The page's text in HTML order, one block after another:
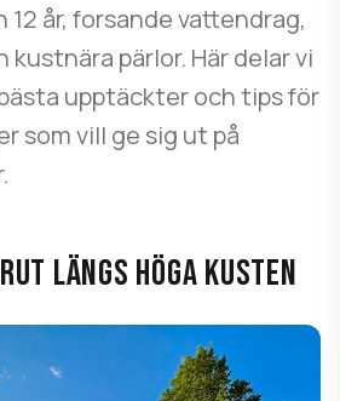
12 år, forsande vattendrag,
kustnära pärlor. Här delar vi
upptäckter och tips för
som vill ge sig ut på
LÄNGS HÖGA KUSTEN